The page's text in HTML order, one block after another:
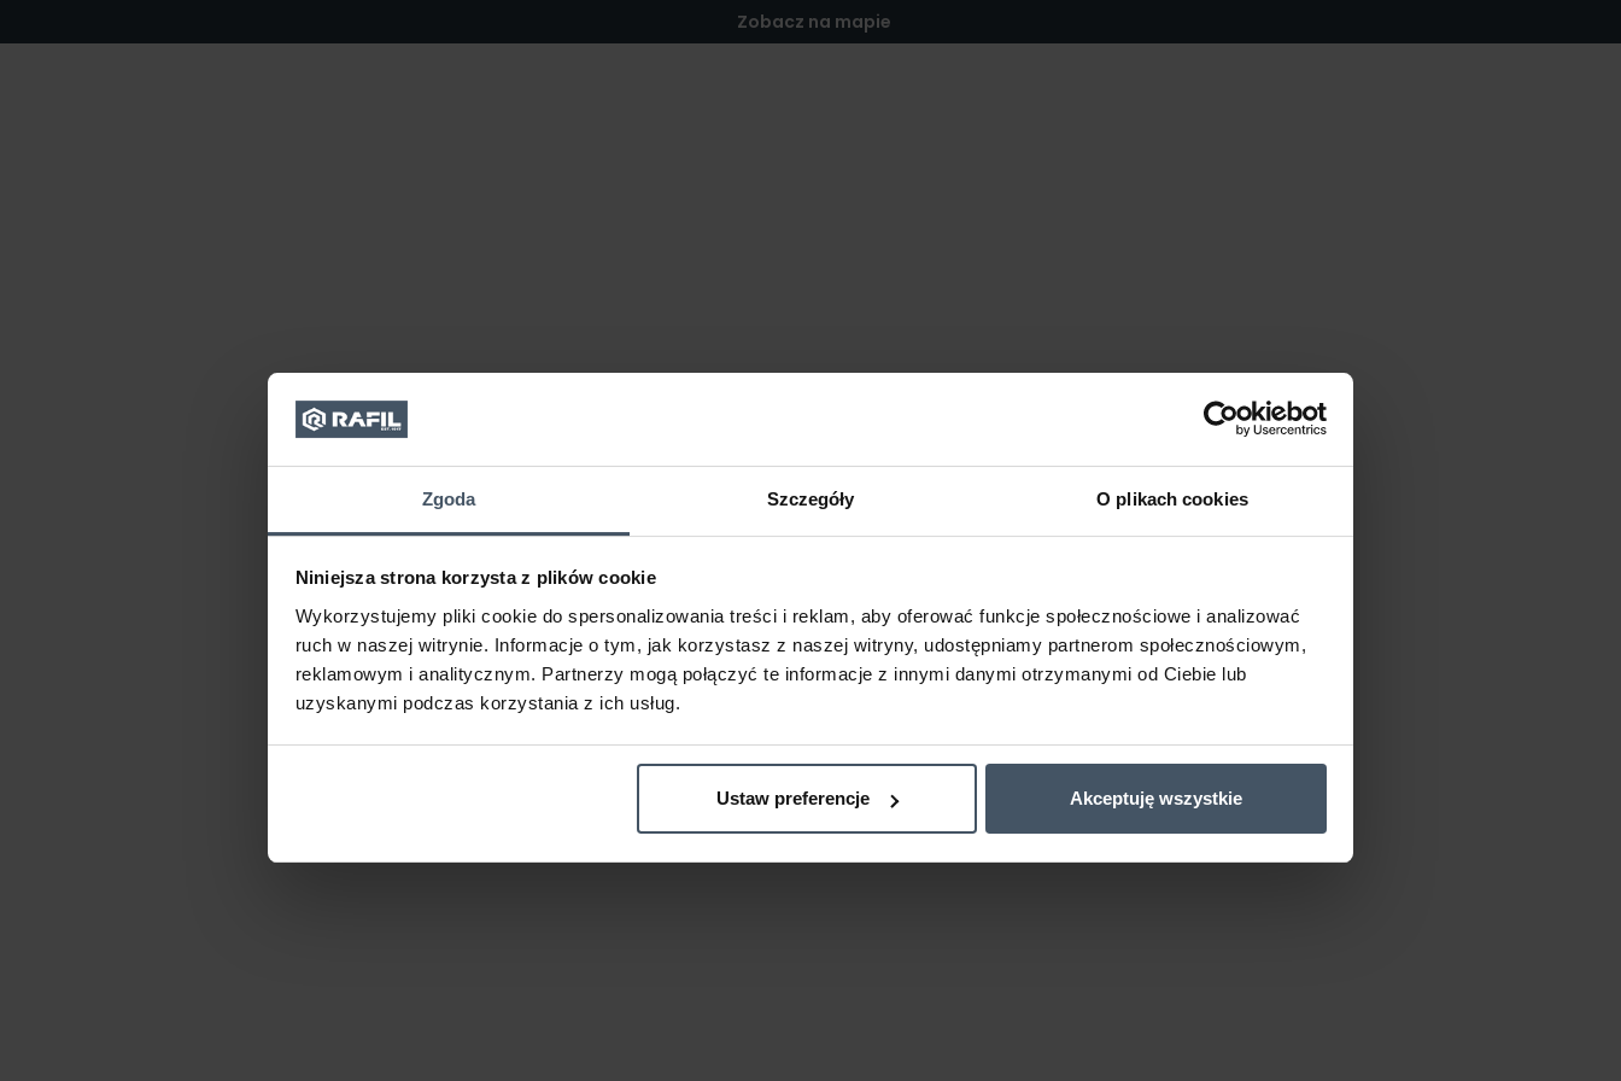
Zgoda Szczegóły O plikach cookies
Niniejsza strona korzysta z plików cookie
Wykorzystujemy pliki cookie do spersonalizowania treści i reklam, aby oferować funkcje społecznościowe i analizować
ruch w naszej witrynie. Informacje o tym, jak korzystasz z naszej witryny, udostępniamy partnerom społecznościowym,
reklamowym i analitycznym. Partnerzy mogą połączyć te informacje z innymi danymi otrzymanymi od Ciebie lub
uzyskanymi podczas korzystania z ich usług.
Ustaw preferencje Akceptuję wszystkie
Zobacz na mapie